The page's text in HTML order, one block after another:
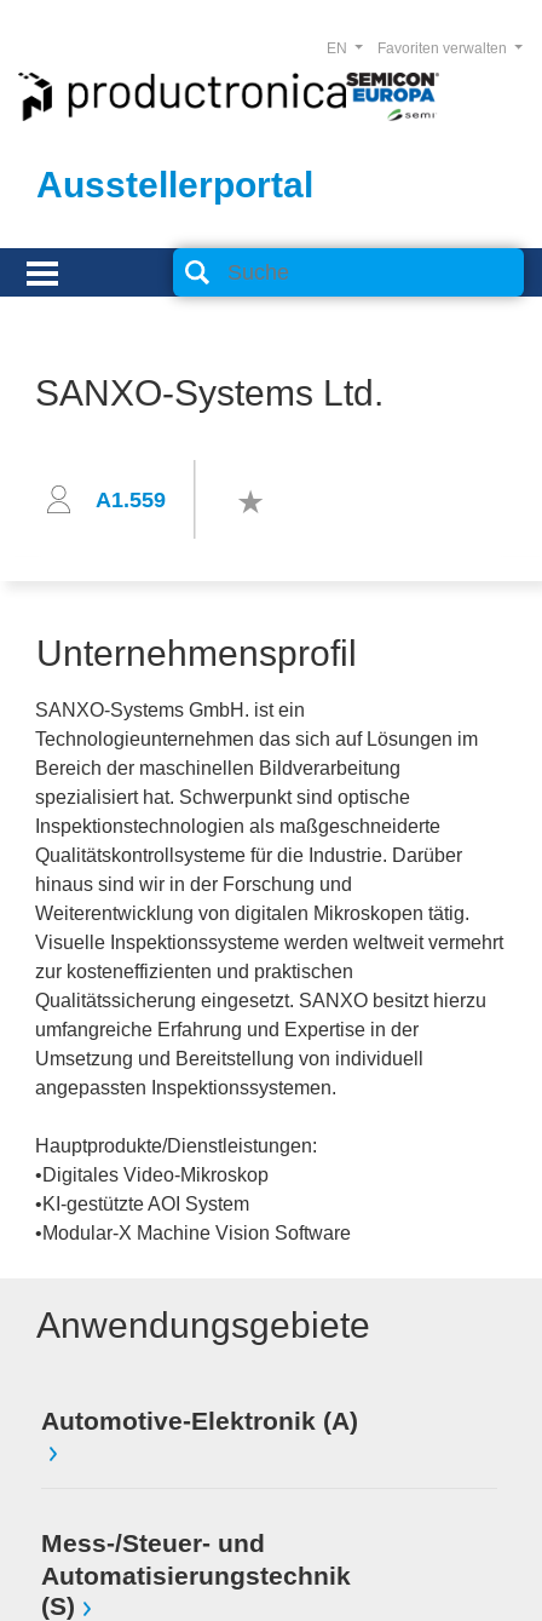
Ausstellerportal
Favoriten verwalten
EN
SANXO-Systems Ltd.
A1.559
Unternehmensprofil
SANXO-Systems GmbH. ist ein
Technologieunternehmen das sich auf Lösungen im
Bereich der maschinellen Bildverarbeitung
spezialisiert hat. Schwerpunkt sind optische
Inspektionstechnologien als maßgeschneiderte
Qualitätskontrollsysteme für die Industrie. Darüber
hinaus sind wir in der Forschung und
Weiterentwicklung von digitalen Mikroskopen tätig.
Visuelle Inspektionssysteme werden weltweit vermehrt
zur kosteneffizienten und praktischen
Qualitätssicherung eingesetzt. SANXO besitzt hierzu
umfangreiche Erfahrung und Expertise in der
Umsetzung und Bereitstellung von individuell
angepassten Inspektionssystemen.
Hauptprodukte/Dienstleistungen:
•Digitales Video-Mikroskop
•KI-gestützte AOI System
•Modular-X Machine Vision Software
Anwendungsgebiete
Automotive-Elektronik (A)
Mess-/Steuer- und
Automatisierungstechnik
(S)